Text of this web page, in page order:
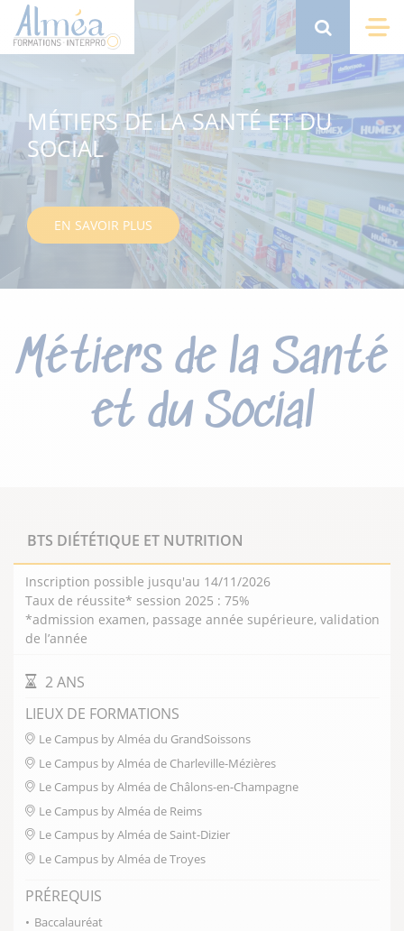
Aller
contenu
principal
Search
MÉTIERS DE LA SANTÉ ET DU
SOCIAL
EN SAVOIR PLUS
Métiers de la Santé
et du Social
Ces métiers regroupent plusieurs millions
d’emplois dans notre pays. En raison des progrès
que l’on a connus au cours des décennies qui ont
la médecine et les activités de santé au sens large;
En raison des mesures prises en faveur de la
famille, des enfants, des personnes âgées ; du
système de sécurité sociale en place, des aides et
mesures dont bénéficient des catégories de
personnes économiquement et socialement en
situation précaire…etc.). Des organisations, des
services, des administrations se sont développées
avec des antennes dans l’ensemble du territoire.
développer les emplois des services à la personne.
Toutes ces raisons et beaucoup d’autres
BTS DIÉTÉTIQUE ET NUTRITION
Inscription possible jusqu'au 14/11/2026
Taux de réussite* session 2025 : 75%
*admission examen, passage année supérieure, validation
de l’année
DURÉE DE LA FORMATION
2 ANS
LIEUX DE FORMATIONS
Le Campus by Alméa du GrandSoissons
Le Campus by Alméa de Charleville-Mézières
Le Campus by Alméa de Châlons-en-Champagne
Le Campus by Alméa de Reims
Le Campus by Alméa de Saint-Dizier
Le Campus by Alméa de Troyes
PRÉREQUIS
Baccalauréat